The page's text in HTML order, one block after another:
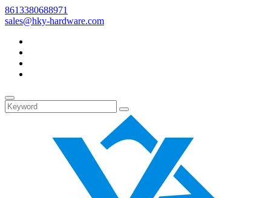
8613380688971
sales@hky-hardware.com